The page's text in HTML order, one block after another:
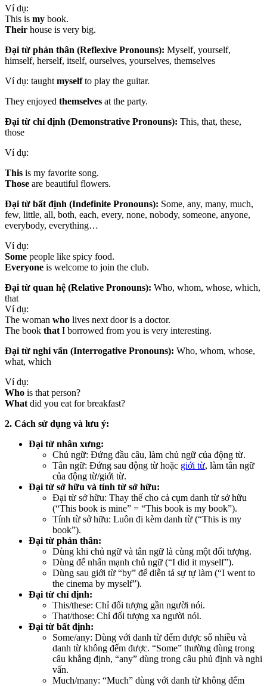
Ví dụ:
This is my book.
Their house is very big.
Đại từ phản thân (Reflexive Pronouns): Myself, yourself,
himself, herself, itself, ourselves, yourselves, themselves
Ví dụ: taught myselfto play the guitar.
They enjoyed themselves at the party.
Đại từ chỉ định (Demonstrative Pronouns): This, that, these,
those
Ví dụ:
This is my favorite song.
Those are beautiful flowers.
Đại từ bất định (Indefinite Pronouns): Some, any, many, much,
few, little, all, both, each, every, none, nobody, someone, anyone,
everybody, everything…
Ví dụ:
Some people like spicy food.
Everyone is welcome to join the club.
Đại từ quan hệ (Relative Pronouns): Who, whom, whose, which,
that
Ví dụ:
The woman who lives next door is a doctor.
The book that I borrowed from you is very interesting.
Đại từ nghi vấn (Interrogative Pronouns): Who, whom, whose,
what, which
Ví dụ:
Who is that person?
What did you eat for breakfast?
2. Cách sử dụng và lưu ý:
Đại từ nhân xưng:
Chủ ngữ: Đứng đầu câu, làm chủ ngữ của động từ.
Tân ngữ: Đứng sau động từ hoặc giới từ, làm tân ngữ
của động từ/giới từ.
Đại từ sở hữu và tính từ sở hữu:
Đại từ sở hữu: Thay thế cho cả cụm danh từ sở hữu
(“This book is mine” = “This book is my book”).
Tính từ sở hữu: Luôn đi kèm danh từ (“This is my
book”).
Đại từ phản thân:
Dùng khi chủ ngữ và tân ngữ là cùng một đối tượng.
Dùng để nhấn mạnh chủ ngữ (“I did it myself”).
Dùng sau giới từ “by” để diễn tả sự tự làm (“I went to
the cinema by myself”).
Đại từ chỉ định:
This/these: Chỉ đối tượng gần người nói.
That/those: Chỉ đối tượng xa người nói.
Đại từ bất định:
Some/any: Dùng với danh từ đếm được số nhiều và
danh từ không đếm được. “Some” thường dùng trong
câu khẳng định, “any” dùng trong câu phủ định và nghi
vấn.
Much/many: “Much” dùng với danh từ không đếm